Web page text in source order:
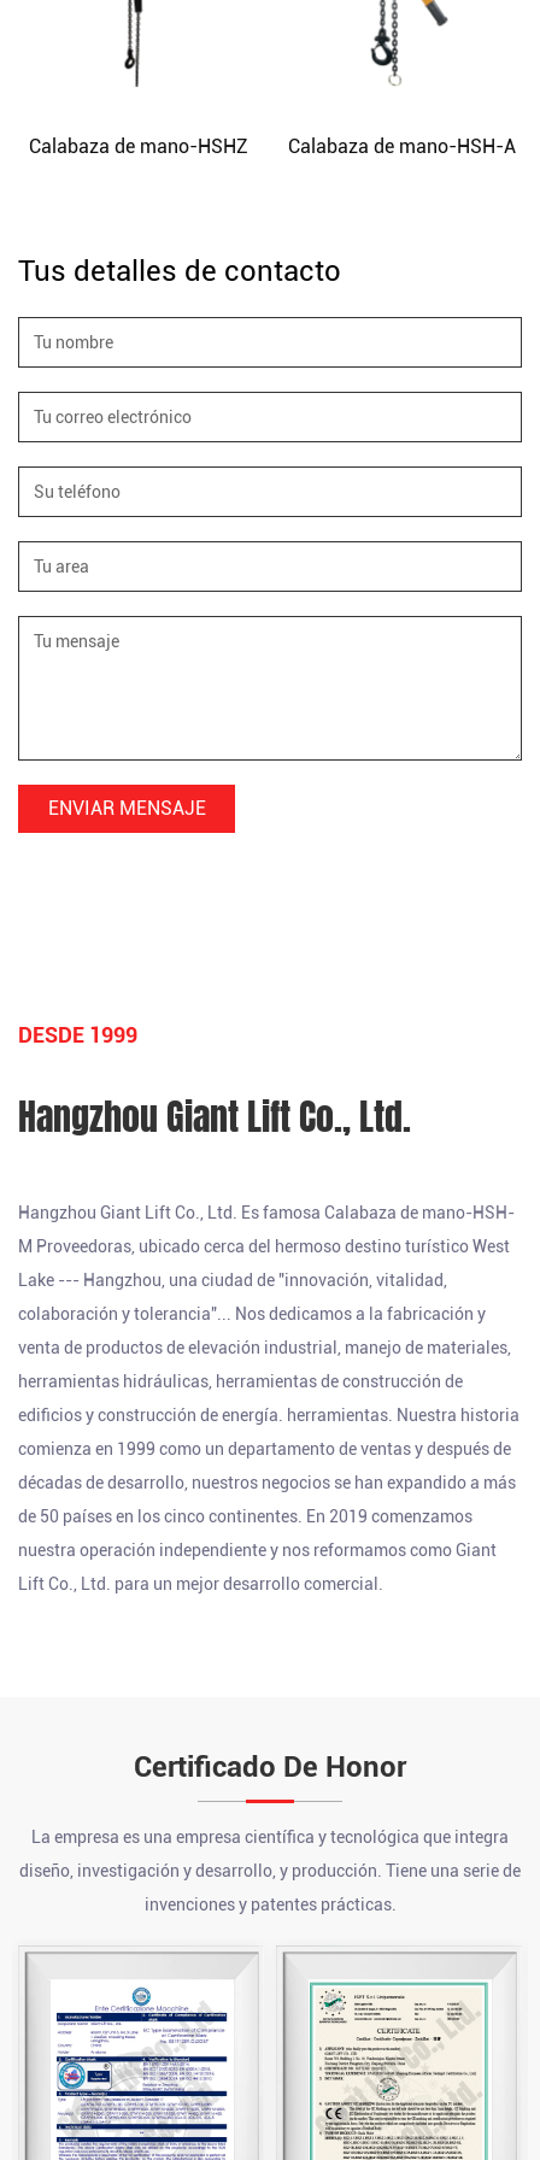
Calabaza de mano-HSHZ Calabaza de mano-HSH-A
Tus detalles de contacto
DESDE 1999
Hangzhou Giant Lift Co., Ltd.
Hangzhou Giant Lift Co., Ltd. Es famosa Calabaza de mano-HSH-
M Proveedoras , ubicado cerca del hermoso destino turístico West
Lake --- Hangzhou, una ciudad de "innovación, vitalidad,
colaboración y tolerancia"... Nos dedicamos a la fabricación y
venta de productos de elevación industrial, manejo de materiales,
herramientas hidráulicas, herramientas de construcción de
edificios y construcción de energía. herramientas. Nuestra historia
comienza en 1999 como un departamento de ventas y después de
décadas de desarrollo, nuestros negocios se han expandido a más
de 50 países en los cinco continentes. En 2019 comenzamos
nuestra operación independiente y nos reformamos como Giant
Lift Co., Ltd. para un mejor desarrollo comercial.
Certificado De Honor
La empresa es una empresa científica y tecnológica que integra
diseño, investigación y desarrollo, y producción. Tiene una serie de
invenciones y patentes prácticas.
Jul 10, 2026
Un grado industrial bien mantenido Polipasto de cable eléctrico
normalmente dura entre 10 y 20 años o más en s...
Cómo utilizar el transpaleta
Jul 03, 2026
Para usar un Transpaleta , siga cinco pasos: inspeccione el equipo
antes de cada uso, baje las horquillas al nivel del suelo ...